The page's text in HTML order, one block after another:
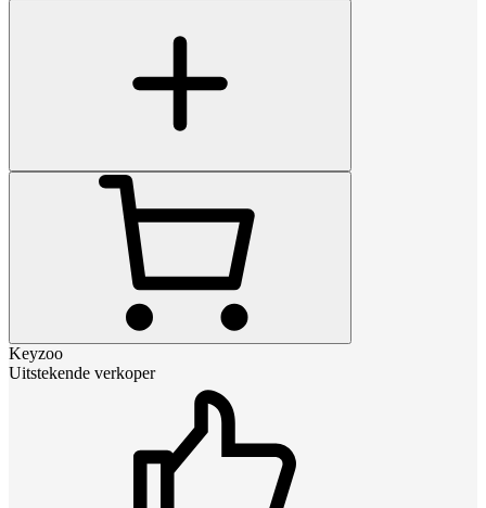
Keyzoo
Uitstekende verkoper